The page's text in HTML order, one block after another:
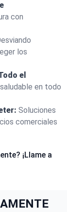
con
los
el
en todo
Soluciones
comerciales
¡Llame a